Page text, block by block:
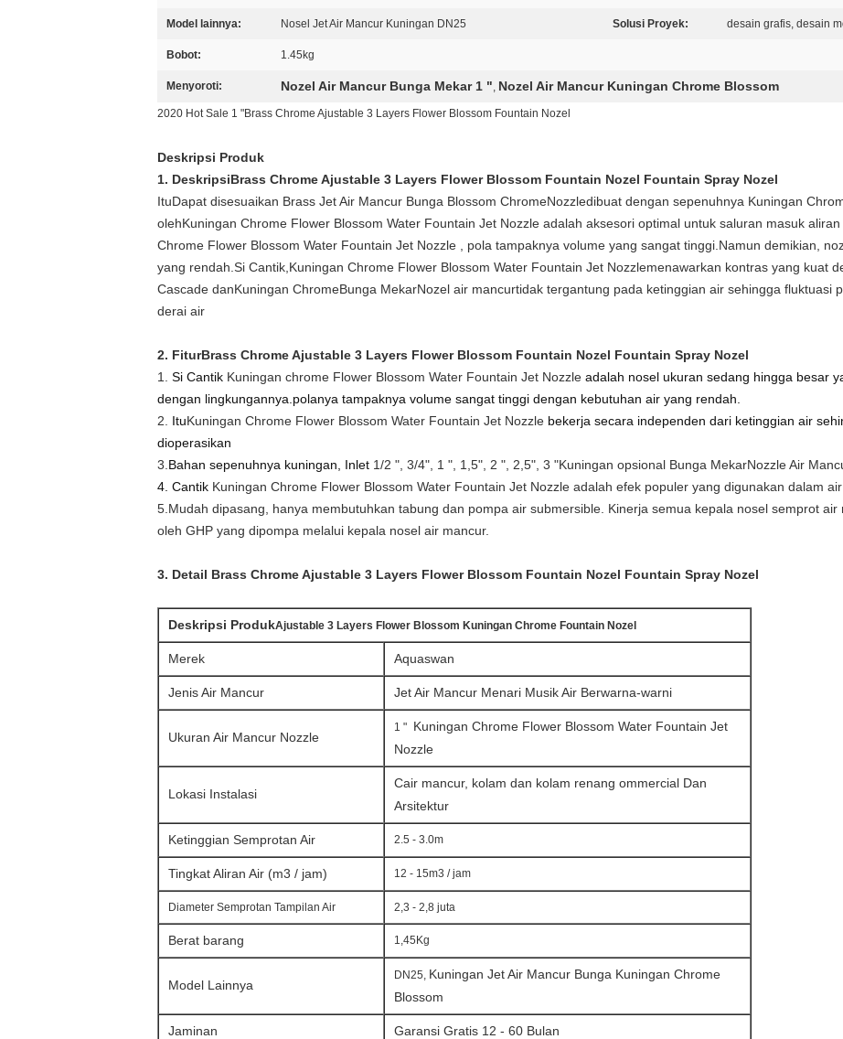
Model lainnya: Nosel Jet Air Mancur Kuningan DN25 Solusi Proyek: desain grafis, desain
Bobot: 1.45kg
Menyoroti: Nozel Air Mancur Bunga Mekar 1 ", Nozel Air Mancur Kuningan Chrome Blossom
2020 Hot Sale 1 "Brass Chrome Ajustable 3 Layers Flower Blossom Fountain Nozel
Deskripsi Produk
1. DeskripsiBrass Chrome Ajustable 3 Layers Flower Blossom Fountain Nozel Fountain Spray Nozel
ItuDapat disesuaikan Brass Jet Air Mancur Bunga Blossom ChromeNozzledibuat dengan sepenuhnya Kuningan
olehKuningan Chrome Flower Blossom Water Fountain Jet Nozzle adalah aksesori optimal untuk saluran masuk
Chrome Flower Blossom Water Fountain Jet Nozzle
, pola tampaknya volume yang sangat tinggi.Namun demikian,
yang rendah.Si Cantik, Kuningan Chrome Flower Blossom Water Fountain Jet Nozzlemenawarkan kontras yang kuat
Cascade danKuningan ChromeBunga MekarNozel air mancurtidak tergantung pada ketinggian air sehingga fluktuasi
derai air
2. FiturBrass Chrome Ajustable 3 Layers Flower Blossom Fountain Nozel Fountain Spray Nozel
1. Si Cantik Kuningan chrome Flower Blossom Water Fountain Jet Nozzle adalah nosel ukuran sedang hingga besar
dengan lingkungannya.polanya tampaknya volume sangat tinggi dengan kebutuhan air yang rendah.
2. ItuKuningan Chrome Flower Blossom Water Fountain Jet Nozzle bekerja secara independen dari ketinggian air
dioperasikan
3. Bahan sepenuhnya kuningan, Inlet 1/2 ", 3/4", 1 ", 1,5", 2 ", 2,5", 3 "Kuningan opsional Bunga MekarNozzle Air
4. Cantik Kuningan Chrome Flower Blossom Water Fountain Jet Nozzle adalah efek populer yang digunakan dalam
5. Mudah dipasang, hanya membutuhkan tabung dan pompa air submersible. Kinerja semua kepala nosel semprot
oleh GHP yang dipompa melalui kepala nosel air mancur.
3. Detail Brass Chrome Ajustable 3 Layers Flower Blossom Fountain Nozel Fountain Spray Nozel
Deskripsi ProdukAjustable 3 Layers Flower Blossom Kuningan Chrome Fountain Nozel
Merek Aquaswan
Jenis Air Mancur Jet Air Mancur Menari Musik Air Berwarna-warni
Ukuran Air Mancur Nozzle
1 " Kuningan Chrome Flower Blossom Water Fountain Jet
Nozzle
Lokasi Instalasi
Cair mancur, kolam dan kolam renang ommercial Dan
Arsitektur
Ketinggian Semprotan Air 2.5 - 3.0m
Tingkat Aliran Air (m3 / jam) 12 - 15m3 / jam
Diameter Semprotan Tampilan Air 2,3 - 2,8 juta
Berat barang 1,45Kg
Model Lainnya
DN25, Kuningan Jet Air Mancur Bunga Kuningan Chrome
Blossom
Jaminan Garansi Gratis 12 - 60 Bulan